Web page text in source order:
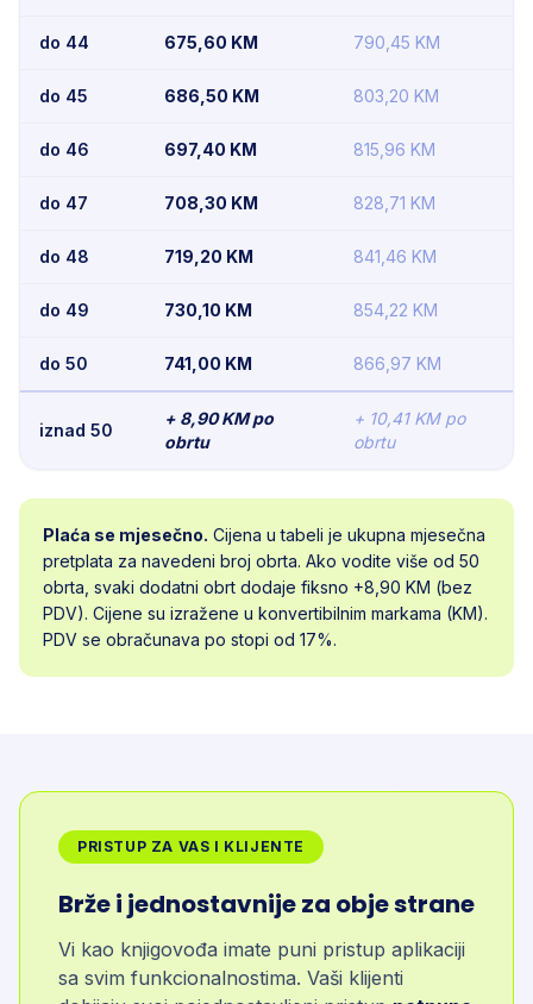
do 44 675,60 KM 790,45 KM
do 45 686,50 KM 803,20 KM
do 46 697,40 KM 815,96 KM
do 47 708,30 KM 828,71 KM
do 48 719,20 KM 841,46 KM
do 49 730,10 KM 854,22 KM
do 50 741,00 KM 866,97 KM
iznad 50
+ 8,90KM po
obrtu
+ 10,41KM po
obrtu
Plaća se mjesečno. Cijena u tabeli je ukupna mjesečna
pretplata za navedeni broj obrta. Ako vodite više od 50
obrta, svaki dodatni obrt dodaje fiksno +8,90 KM (bez
PDV). Cijene su izražene u konvertibilnim markama (KM).
PDV se obračunava po stopi od 17%.
PRISTUP ZA VAS I KLIJENTE
Brže i jednostavnije za obje strane
Vi kao knjigovođa imate puni pristup aplikaciji
sa svim funkcionalnostima. Vaši klijenti